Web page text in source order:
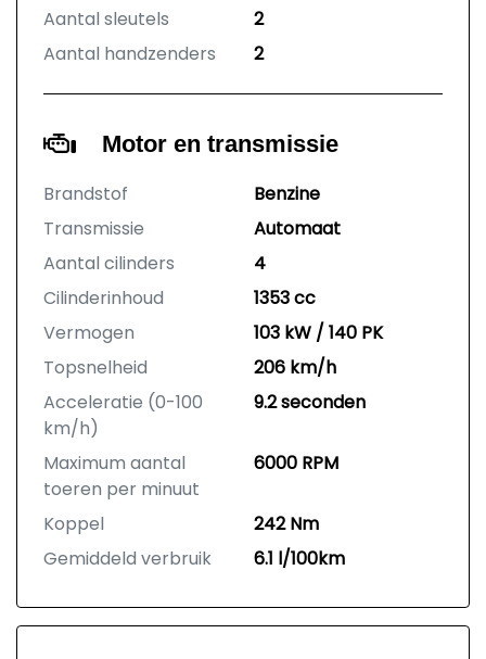
Aantal sleutels
2
Aantal handzenders
2
Motor en transmissie
Brandstof
Benzine
Transmissie
Automaat
Aantal cilinders
4
Cilinderinhoud
1353 cc
Vermogen
103 kW / 140 PK
Topsnelheid
206 km/h
Acceleratie (0-100
km/h)
9.2 seconden
Maximum aantal
toeren per minuut
6000 RPM
Koppel
242 Nm
Gemiddeld verbruik
6.1 l/100km